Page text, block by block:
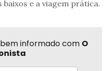
e a viagem prática.
informado com O